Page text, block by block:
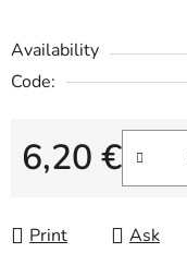
Availability
Code:
6,20 €
Measure price:
Print Ask